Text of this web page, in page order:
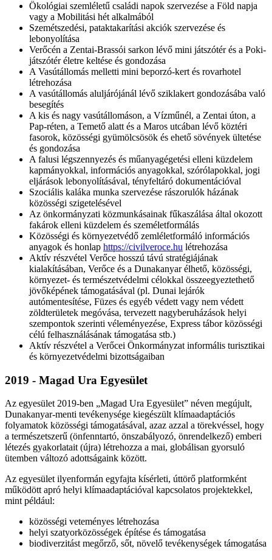
Ökológiai szemléletű családi napok szervezése a Föld napja
vagy a Mobilitási hét alkalmából
Szemétszedési, pataktakarítási akciók szervezése és
lebonyolítása
Verőcén a Zentai-Brassói sarkon lévő mini játszótér és a Poki-
játszótér életre keltése és gondozása
A Vasútállomás melletti mini beporzó-kert és rovarhotel
létrehozása
A vasútállomás aluljárójánál lévő sziklakert gondozásába való
besegítés
A kis és nagy vasútállomáson, a Vízműnél, a Zentai úton, a
Pap-réten, a Temető alatt és a Maros utcában lévő köztéri
fasorok, közösségi gyümölcsösök és ehető sövények ültetése
és gondozása
A falusi légszennyezés és műanyagégetési elleni küzdelem
kapmányokkal, információs anyagokkal, szórólapokkal, jogi
eljárások lebonyolításával, tényfeltáró dokumentációval
Szociális kaláka munka szervezése rászorulók házának
közösségi szigetelésével
Az önkormányzati közmunkásainak fűkaszálása által okozott
fakárok elleni küzdelem és személetformálás
Közösségi és környezetvédő zemléletformáló információs
anyagok és honlap https://civilveroce.hu létrehozása
Aktív részvétel Verőce hosszú távú stratégiájának
kialakításában, Verőce és a Dunakanyar élhető, közösségi,
környezet- és természetvédelmi célokkal összeegyeztethető
jövőképének támogatásával (pl. Dunai lejárók
autómentesítése, Füzes és egyéb védett vagy nem védett
zöldterületek megóvása, tervezett nagyberuházások helyi
szempontok szerinti véleményezése, Express tábor közösségi
célú felhasználásának támogatása stb.)
Aktív részvétel a Verőcei Önkormányzat informális turisztikai
és környezetvédelmi bizottságaiban
2019 - Magad Ura Egyesület
Az egyesület 2019-ben „Magad Ura Egyesület” néven megújult,
Dunakanyar-menti tevékenysége kiegészült klímaadaptációs
folyamatok közösségi támogatásával, azaz azzal a törekvéssel, hogy
a természetszerű (önfenntartó, önszabályozó, önrendelkező) emberi
létezés gyakorlatait (újra) létrehozza a mai, globálisan gyorsuló
ütemben változó adottságaink között.
Az egyesület ilyenformán egyfajta kísérleti, úttörő platformként
működött apró helyi klímaadaptációval kapcsolatos projektekkel,
mint például:
közösségi veteményes létrehozása
helyi szatyorközösségek építése és támogatása
biodiverzitást megőrző, sőt, növelő tevékenységek támogatása